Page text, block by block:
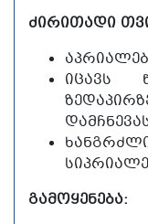
ᲫᲘᲠᲘᲗᲐᲓᲘ
ᲘᲪᲐᲕᲡ
ᲒᲐᲛᲝᲧᲔᲜᲔᲑᲐ: